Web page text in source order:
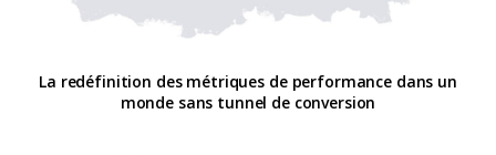
La redéfinition des métriques de performance dans un
monde sans tunnel de conversion